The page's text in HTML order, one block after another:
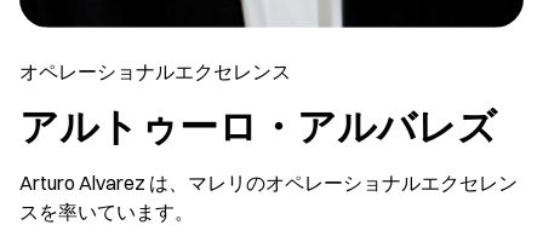
オペレーショナルエクセレンス
アルトゥーロ・アルバレズ
Arturo Alvarez は、マレリのオペレーショナルエクセレン
スを率いています。